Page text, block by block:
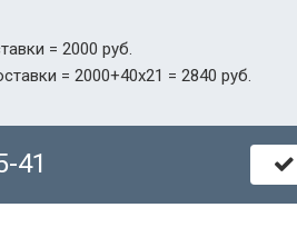
= 2000 руб.
= 2000+40х21 = 2840 руб.
41